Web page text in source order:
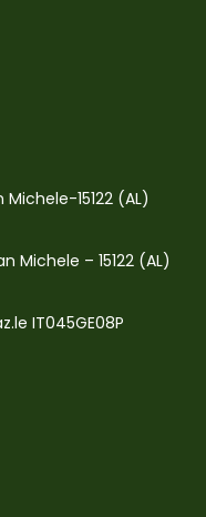
15122 (AL)
Michele – 15122 (AL)
IT045GE08P